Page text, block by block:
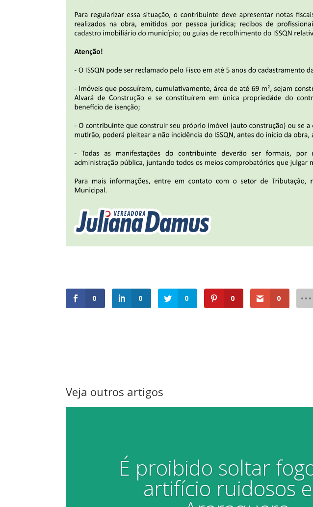
0 0 0 0 0
Veja outros artigos
É proibido soltar
artifício ruidosos